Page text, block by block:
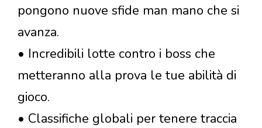
pongono nuove sfide man mano che si
avanza.
• Incredibili lotte contro i boss che
metteranno alla prova le tue abilità di
gioco.
• Classifiche globali per tenere traccia